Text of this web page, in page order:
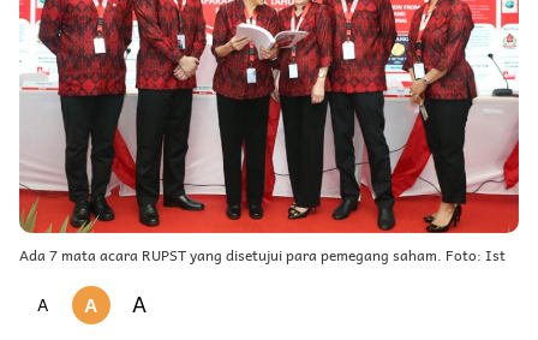
Ada 7 mata acara RUPST yang disetujui para pemegang saham. Foto: Ist
A A A